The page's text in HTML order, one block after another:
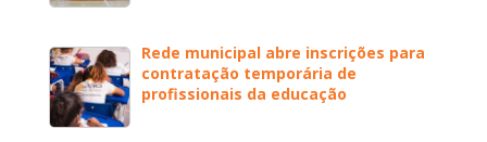
Rede municipal abre inscrições para
contratação temporária de
profissionais da educação